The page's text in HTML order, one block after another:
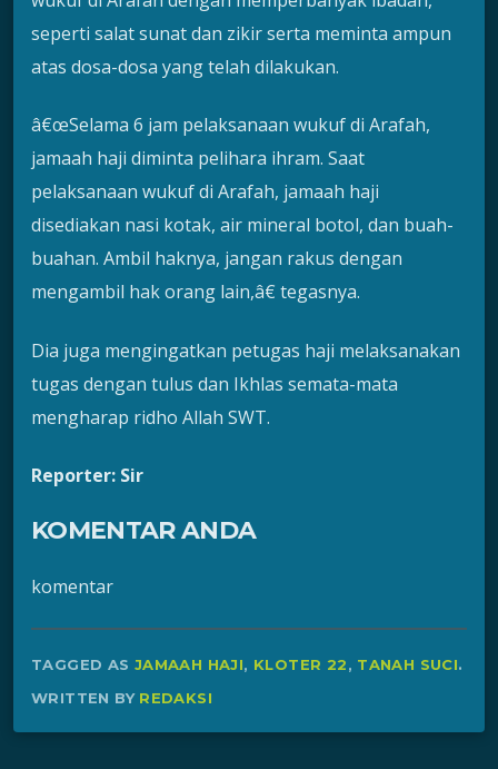
seperti salat sunat dan zikir serta meminta ampun
atas dosa-dosa yang telah dilakukan.
â€œSelama 6 jam pelaksanaan wukuf di Arafah,
jamaah haji diminta pelihara ihram. Saat
pelaksanaan wukuf di Arafah, jamaah haji
disediakan nasi kotak, air mineral botol, dan buah-
buahan. Ambil haknya, jangan rakus dengan
mengambil hak orang lain,â€ tegasnya.
Dia juga mengingatkan petugas haji melaksanakan
tugas dengan tulus dan Ikhlas semata-mata
mengharap ridho Allah SWT.
Reporter: Sir
KOMENTAR ANDA
komentar
TAGGED AS JAMAAH HAJI, KLOTER 22, TANAH SUCI.
WRITTEN BY REDAKSI